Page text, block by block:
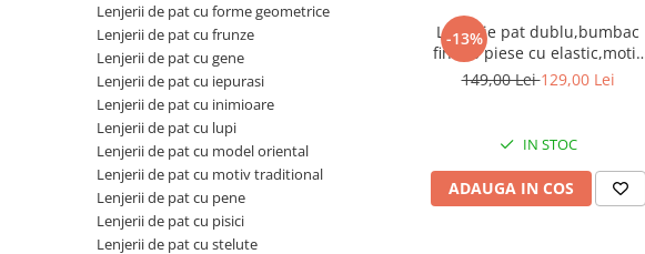
Lenjerii de pat cu forme geometrice
Lenjerii de pat cu frunze
Lenjerii de pat cu gene
Lenjerii de pat cu iepurasi
Lenjerii de pat cu inimioare
Lenjerii de pat cu lupi
Lenjerii de pat cu model oriental
Lenjerii de pat cu motiv traditional
Lenjerii de pat cu pene
Lenjerii de pat cu pisici
Lenjerii de pat cu stelute
-13%
Lenjerie pat dublu,bumbac
finet,6 piese cu elastic,motiv
traditional cu flori si romburi-
149,00 Lei129,00 Lei
IN STOC
ADAUGA IN COS